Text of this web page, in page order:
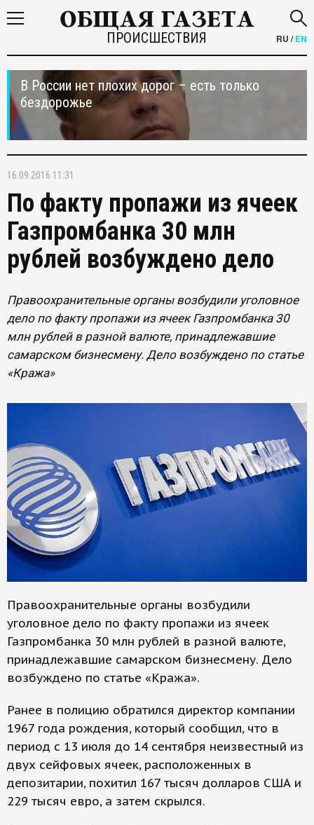
ПРОИСШЕСТВИЯ RU /EN
В России нет плохих дорог – есть только
бездорожье
16.09.2016 11:31
По факту пропажи из ячеек
Газпромбанка 30 млн
рублей возбуждено дело
Правоохранительные органы возбудили уголовное
дело по факту пропажи из ячеек Газпромбанка 30
млн рублей в разной валюте, принадлежавшие
самарском бизнесмену. Дело возбуждено по статье
«Кража»
Правоохранительные органы возбудили
уголовное дело по факту пропажи из ячеек
Газпромбанка 30 млн рублей в разной валюте,
принадлежавшие самарском бизнесмену. Дело
возбуждено по статье «Кража».
Ранее в полицию обратился директор компании
1967 года рождения, который сообщил, что в
период с 13 июля до 14 сентября неизвестный из
двух сейфовых ячеек, расположенных в
депозитарии, похитил 167 тысяч долларов США и
229 тысяч евро, а затем скрылся.